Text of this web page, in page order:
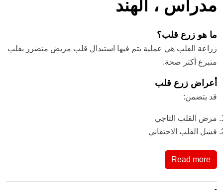
مدراس ، الهند
ما هو زرع قلب؟
زراعة القلب هي عملية يتم فيها استبدال قلب مريض متضرر بقلب
متبرع أكثر صحة.
أعراض زرع قلب
قد يتضمن:
مرض القلب التاجي
فشل القلب الاحتقاني
Read more